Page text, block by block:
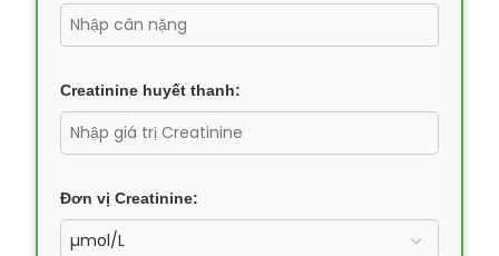
Creatinine huyết thanh:
Đơn vị Creatinine: